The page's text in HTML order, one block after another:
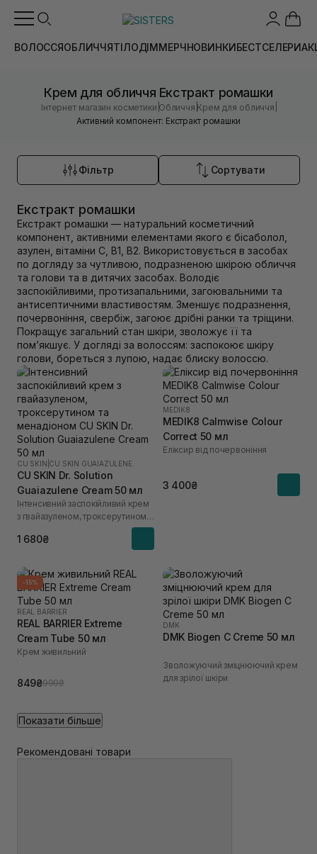
ВОЛОССЯОБЛИЧЧЯТІЛОДІММЕРЧНОВИНКИБЕСТСЕЛЕРИ
Крем для обличчя Екстракт ромашки
Інтернет магазин косметики |Обличчя |Крем для обличчя
Активний компонент: Екстракт ромашки
Фільтр Сортувати
Екстракт ромашки
Екстракт ромашки — натуральний косметичний
компонент, активними елементами якого є бісаболол,
азулен, вітаміни С, В1, В2. Використовується в засобах
по догляду за чутливою, подразненою шкірою обличчя
та голови та в дитячих засобах. Володіє
заспокійливими, протизапальними, загоювальними та
антисептичними властивостям. Зменшує подразнення,
почервоніння, свербіж, загоює дрібні ранки та тріщини.
Покращує загальний стан шкіри, зволожує її та
помʼякшує. У догляді за волоссям: заспокоює шкіру
голови, бореться з лупою, надає блиску волоссю.
CU SKIN CU SKIN GUAIAZULENE
CU SKIN Dr. Solution
Guaiazulene Cream 50 мл
Інтенсивний заспокійливий крем
з гвайазуленом, троксерутином
1 680₴
MEDIK8
MEDIK8 Calmwise Colour
Correct 50 мл
Еліксир від почервоніння
3 400₴
-15%
REAL BARRIER
REAL BARRIER Extreme
Cream Tube 50 мл
Крем живильний
849₴999₴
DMK
DMK Biogen C Creme 50 мл
Зволожуючий зміцнюючий крем
для зрілої шкіри
Показати більше
Рекомендовані товари